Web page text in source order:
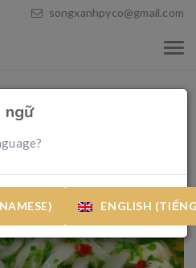
ngữ
ENGLISH
songxanhpyco@gmail.com